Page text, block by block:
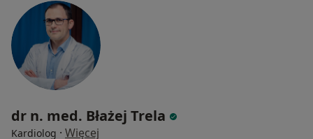
dr n. med. Błażej Trela
Kardiolog · Więcej